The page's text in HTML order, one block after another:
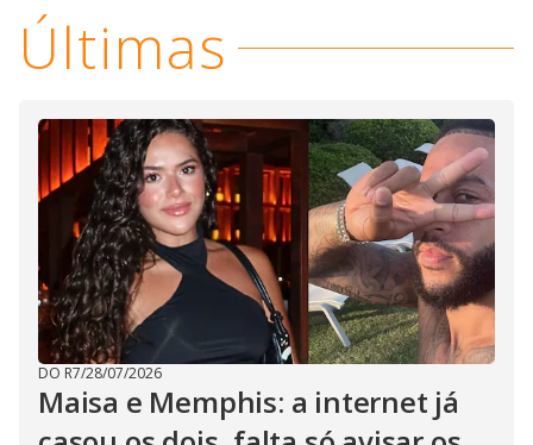
Últimas
DO R7/28/07/2026
Maisa e Memphis: a internet já